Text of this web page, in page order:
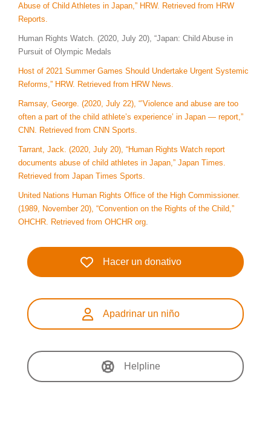
Abuse of Child Athletes in Japan,” HRW. Retrieved from HRW
Reports.
Human Rights Watch. (2020, July 20), “Japan: Child Abuse in
Pursuit of Olympic Medals
Host of 2021 Summer Games Should Undertake Urgent Systemic
Reforms,” HRW. Retrieved from HRW News.
Ramsay, George. (2020, July 22), “’Violence and abuse are too
often a part of the child athlete’s experience’ in Japan — report,”
CNN. Retrieved from CNN Sports.
Tarrant, Jack. (2020, July 20), “Human Rights Watch report
documents abuse of child athletes in Japan,” Japan Times.
Retrieved from Japan Times Sports.
United Nations Human Rights Office of the High Commissioner.
(1989, November 20), “Convention on the Rights of the Child,”
OHCHR. Retrieved from OHCHR org
Hacer un donativo
Apadrinar un niño
Helpline